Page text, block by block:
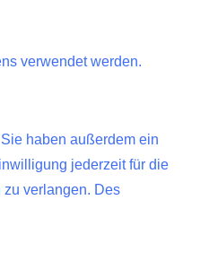
verwendet werden.
haben außerdem ein
jederzeit für die
zu verlangen. Des